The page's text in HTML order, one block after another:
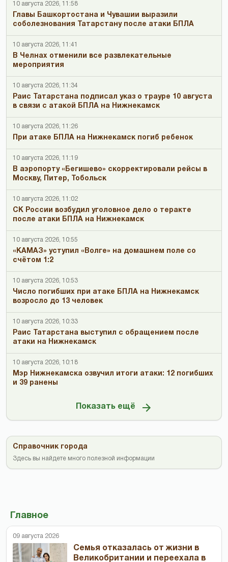
10 августа 2026, 11:58
Главы Башкортостана и Чувашии выразили
соболезнования Татарстану после атаки БПЛА
10 августа 2026, 11:41
В Челнах отменили все развлекательные
мероприятия
10 августа 2026, 11:34
Раис Татарстана подписал указ о трауре 10 августа
в связи с атакой БПЛА на Нижнекамск
10 августа 2026, 11:26
При атаке БПЛА на Нижнекамск погиб ребенок
10 августа 2026, 11:19
В аэропорту «Бегишево» скорректировали рейсы в
Москву, Питер, Тобольск
10 августа 2026, 11:02
СК России возбудил уголовное дело о теракте
после атаки БПЛА на Нижнекамск
10 августа 2026, 10:55
«КАМАЗ» уступил «Волге» на домашнем поле со
счётом 1:2
10 августа 2026, 10:53
Число погибших при атаке БПЛА на Нижнекамск
возросло до 13 человек
10 августа 2026, 10:33
Раис Татарстана выступил с обращением после
атаки на Нижнекамск
10 августа 2026, 10:18
Мэр Нижнекамска озвучил итоги атаки: 12 погибших
и 39 ранены
Показать ещё
Справочник города
Здесь вы найдете много полезной информации
Главное
09 августа 2026
Семья отказалась от жизни в
Великобритании и переехала в